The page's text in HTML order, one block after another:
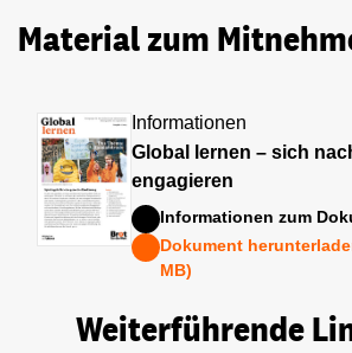
Material zum
Informationen
Global lernen – sich
engagieren
Informationen zum
Dokument
MB)
Weiterführende